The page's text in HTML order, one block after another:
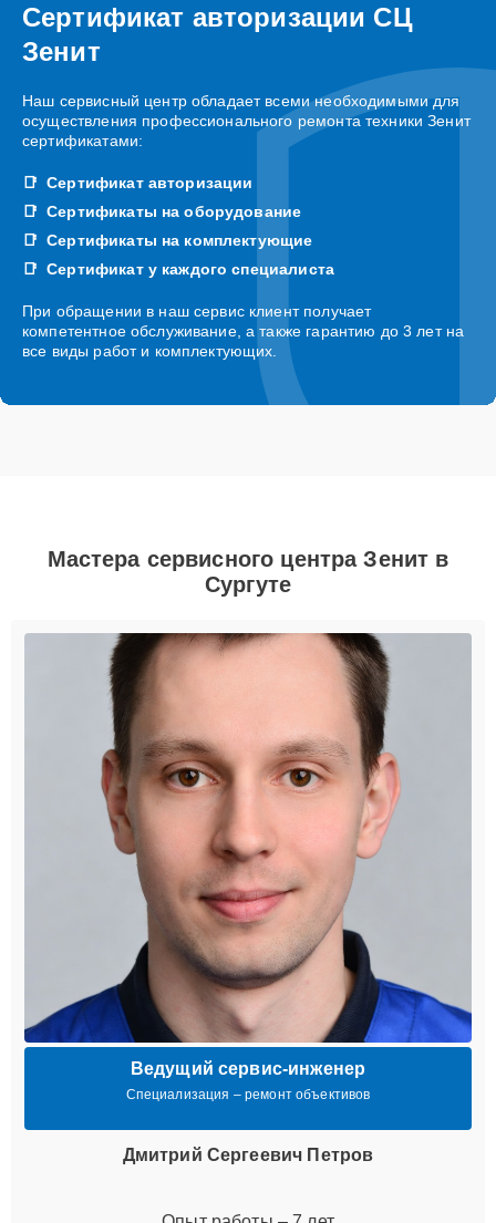
Сертификат авторизации СЦ
Зенит
Наш сервисный центр обладает всеми необходимыми для
осуществления профессионального ремонта техники Зенит
сертификатами:
Сертификат авторизации
Сертификаты на оборудование
Сертификаты на комплектующие
Сертификат у каждого специалиста
При обращении в наш сервис клиент получает
компетентное обслуживание, а также гарантию до 3 лет на
все виды работ и комплектующих.
Мастера сервисного центра Зенит в
Сургуте
Ведущий сервис-инженер
Специализация – ремонт объективов
Дмитрий Сергеевич Петров